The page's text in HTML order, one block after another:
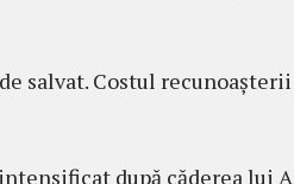
salvat. Costul
după căderea lui